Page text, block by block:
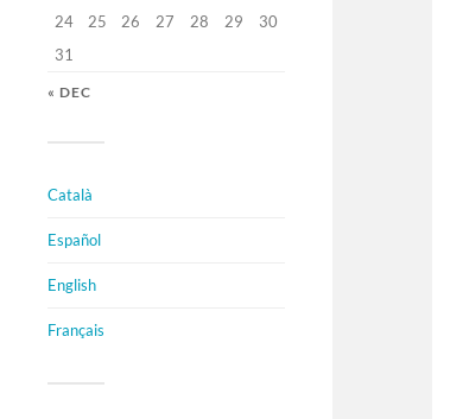
24
25 26 27 28 29
30
31
« DEC
Català
Español
English
Français